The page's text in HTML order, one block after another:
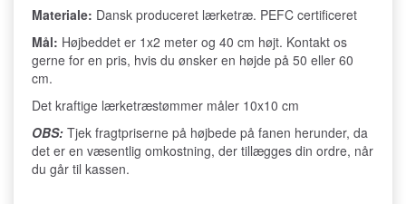
Materiale: Dansk produceret lærketræ. PEFC certificeret
Mål: Højbeddet er 1x2 meter og 40 cm højt. Kontakt os
gerne for en pris, hvis du ønsker en højde på 50 eller 60
cm.
Det kraftige lærketræstømmer måler 10x10 cm
OBS: Tjek fragtpriserne på højbede på fanen herunder, da
det er en væsentlig omkostning, der tillægges din ordre, når
du går til kassen.